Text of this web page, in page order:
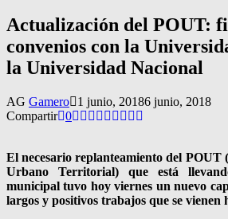
Actualización del POUT:
convenios con la
la Universidad Nacional
AG Gamero 1 junio, 20186 junio, 2018
Compartir 0
El necesario replanteamiento del POUT
Urbano Territorial) que está
municipal tuvo hoy viernes un nuevo
largos y positivos trabajos que se vienen